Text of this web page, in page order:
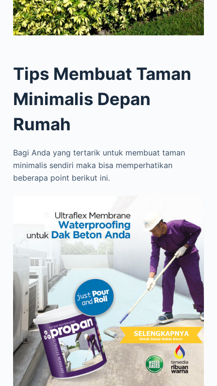
Tips Membuat Taman
Minimalis Depan
Rumah
Bagi Anda yang tertarik untuk membuat taman
minimalis sendiri maka bisa memperhatikan
beberapa point berikut ini.